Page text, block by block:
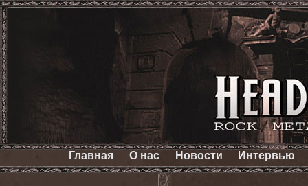
Главная О нас Новости Интервью